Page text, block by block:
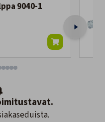
9040-1